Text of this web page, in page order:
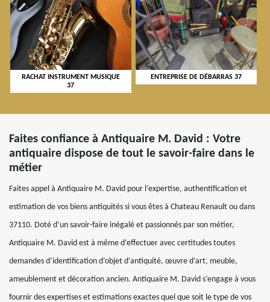
RACHAT INSTRUMENT MUSIQUE
37
ENTREPRISE DE DÉBARRAS 37
Faites confiance à Antiquaire M. David : Votre
antiquaire dispose de tout le savoir-faire dans le
métier
Faites appel à Antiquaire M. David pour l’expertise, authentification et
estimation de vos biens antiquités si vous êtes à Chateau Renault ou dans
37110. Doté d’un savoir-faire inégalé et passionnés par son métier,
Antiquaire M. David est à même d’effectuer avec certitudes toutes
demandes d’identification d’objet d’antiquité, œuvre d’art, meuble,
ameublement et décoration ancien. Antiquaire M. David s’engage à vous
fournir des expertises et estimations exactes quel que soit le type de vos